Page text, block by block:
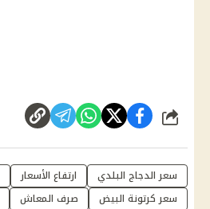
شارك
سعر الدجاج البلدي ارتفاع الأسعار
سعر كرتونة البيض
صرف المعاش